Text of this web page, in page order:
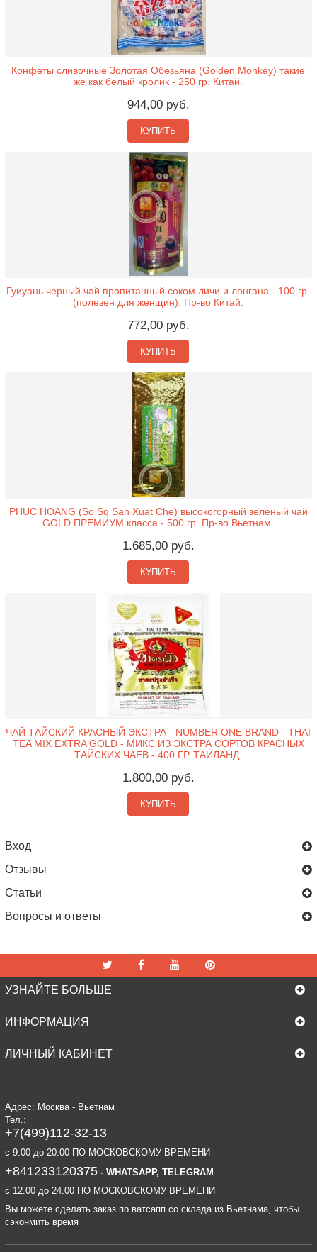
Конфеты сливочные Золотая Обезьяна (Golden Monkey) такие
же как белый кролик - 250 гр. Китай.
944,00 руб.
КУПИТЬ
Гуиуань черный чай пропитанный соком личи и лонгана - 100 гр.
(полезен для женщин). Пр-во Китай.
772,00 руб.
КУПИТЬ
PHUC HOANG (So Sq San Xuat Che) высокогорный зеленый чай
GOLD ПРЕМИУМ класса - 500 гр. Пр-во Вьетнам.
1.685,00 руб.
КУПИТЬ
ЧАЙ ТАЙСКИЙ КРАСНЫЙ ЭКСТРА - NUMBER ONE BRAND - THAI
TEA MIX EXTRA GOLD - МИКС ИЗ ЭКСТРА СОРТОВ КРАСНЫХ
ТАЙСКИХ ЧАЕВ - 400 ГР. ТАИЛАНД.
1.800,00 руб.
КУПИТЬ
Вход
Отзывы
Статьи
Вопросы и ответы
УЗНАЙТЕ БОЛЬШЕ
ИНФОРМАЦИЯ
ЛИЧНЫЙ КАБИНЕТ
Адрес: Москва - Вьетнам
Тел.:
+7(499)112-32-13
c 9.00 до 20.00 ПО МОСКОВСКОМУ ВРЕМЕНИ
+841233120375- WHATSAPP, TELEGRAM
c 12.00 до 24.00 ПО МОСКОВСКОМУ ВРЕМЕНИ
Вы можете сделать заказ по ватсапп со склада из Вьетнама, чтобы
сэконмить время